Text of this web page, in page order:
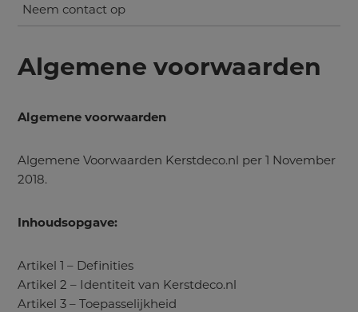
Neem contact op
Algemene voorwaarden
Algemene voorwaarden
Algemene Voorwaarden Kerstdeco.nl per 1 November
2018.
Inhoudsopgave:
Artikel 1 – Definities
Artikel 2 – Identiteit van Kerstdeco.nl
Artikel 3 – Toepasselijkheid